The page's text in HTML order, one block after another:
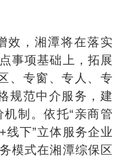
效，湘潭将在落实
事项基础上，拓展
、专窗、专人、专
规范中介服务，建
制。依托“亲商管
线下”立体服务企业
模式在湘潭综保区